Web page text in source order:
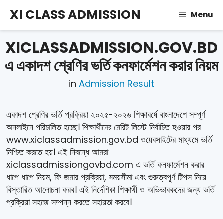
content
XI CLASS ADMISSION Menu
XICLASSADMISSION.GOV.BD
এ একাদশ শ্রেণির ভর্তি কনফার্মেশন করার নিয়ম
in Admission Result
একাদশ শ্রেণির ভর্তি প্রক্রিয়া ২০২৫-২০২৬ শিক্ষাবর্ষে বাংলাদেশে সম্পূর্ণ
অনলাইনে পরিচালিত হচ্ছে। শিক্ষার্থীদের মেরিট লিস্টে নির্বাচিত হওয়ার পর
www.xiclassadmission.gov.bd ওয়েবসাইটের মাধ্যমে ভর্তি
নিশ্চিত করতে হয়। এই নিবন্ধে আমরা
xiclassadmissiongovbd.com এ ভর্তি কনফার্মেশন করার
ধাপে ধাপে নিয়ম, ফি জমার প্রক্রিয়া, সময়সীমা এবং গুরুত্বপূর্ণ টিপস নিয়ে
বিস্তারিত আলোচনা করব। এই নির্দেশিকা শিক্ষার্থী ও অভিভাবকদের জন্য ভর্তি
প্রক্রিয়া সহজে সম্পন্ন করতে সহায়তা করবে।